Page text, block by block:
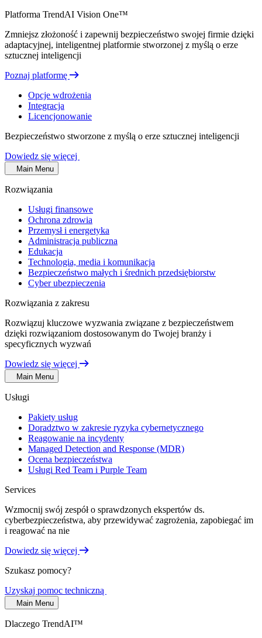
Platforma TrendAI Vision One™
Zmniejsz złożoność i zapewnij bezpieczeństwo swojej firmie dzięki
adaptacyjnej, inteligentnej platformie stworzonej z myślą o erze
sztucznej inteligencji
Poznaj platformę
Opcje wdrożenia
Integracja
Licencjonowanie
Bezpieczeństwo stworzone z myślą o erze sztucznej inteligencji
Dowiedz się więcej
Main Menu
Rozwiązania
Usługi finansowe
Ochrona zdrowia
Przemysł i energetyka
Administracja publiczna
Edukacja
Technologia, media i komunikacja
Bezpieczeństwo małych i średnich przedsiębiorstw
Cyber ubezpieczenia
Rozwiązania z zakresu
Rozwiązuj kluczowe wyzwania związane z bezpieczeństwem
dzięki rozwiązaniom dostosowanym do Twojej branży i
specyficznych wyzwań
Dowiedz się więcej
Main Menu
Usługi
Pakiety usług
Doradztwo w zakresie ryzyka cybernetycznego
Reagowanie na incydenty
Managed Detection and Response (MDR)
Ocena bezpieczeństwa
Usługi Red Team i Purple Team
Services
Wzmocnij swój zespół o sprawdzonych ekspertów ds.
cyberbezpieczeństwa, aby przewidywać zagrożenia, zapobiegać im
i reagować na nie
Dowiedz się więcej
Szukasz pomocy?
Uzyskaj pomoc techniczną
Main Menu
Dlaczego TrendAI™